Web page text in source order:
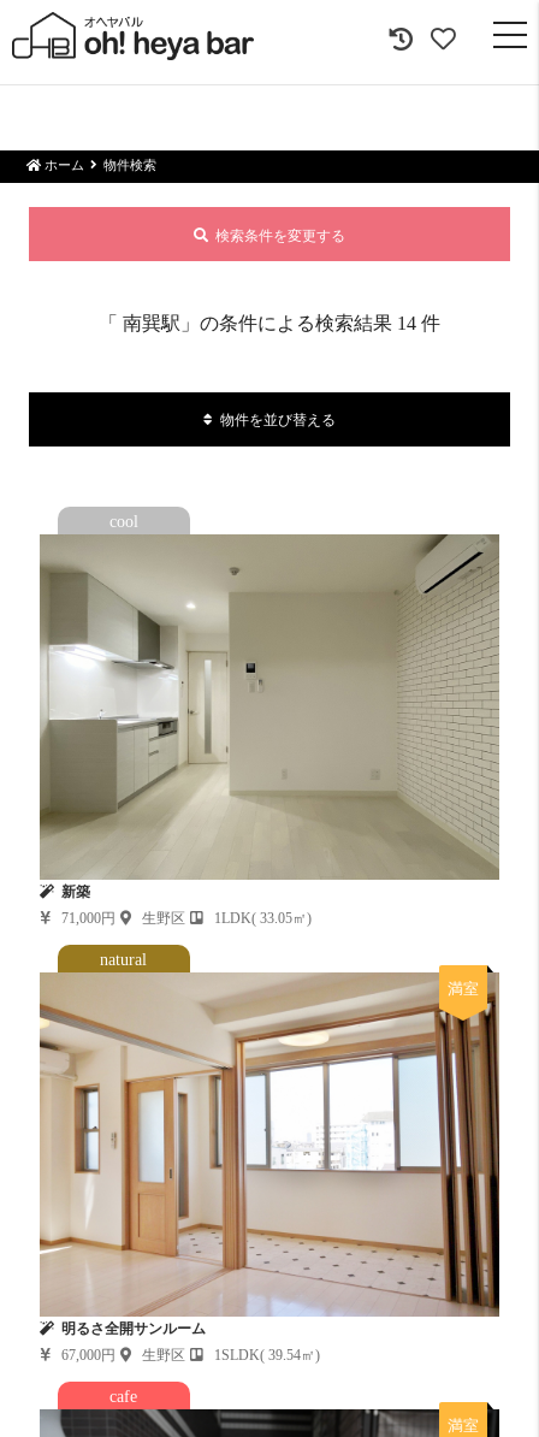
ホーム 物件検索
検索条件を変更する
「 南巽駅 」の条件による検索結果 14 件
物件を並び替える
cool
新築
71,000円
生野区 1LDK( 33.05㎡)
natural
満室
明るさ全開サンルーム
67,000円
生野区 1SLDK( 39.54㎡)
cafe
満室